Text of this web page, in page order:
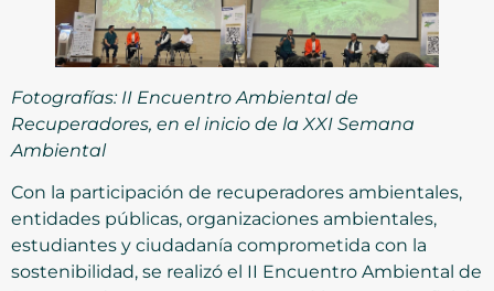
Fotografías: II Encuentro Ambiental de
Recuperadores, en el inicio de la XXI Semana
Ambiental
Con la participación de recuperadores ambientales,
entidades públicas, organizaciones ambientales,
estudiantes y ciudadanía comprometida con la
sostenibilidad, se realizó el II Encuentro Ambiental de